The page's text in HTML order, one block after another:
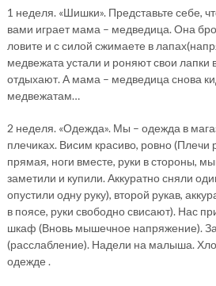
1 неделя. «Шишки». Представьте себе,
вами играет мама – медведица. Она
ловите и с силой сжимаете в
медвежата устали и роняют свои лапки
отдыхают. А мама – медведица снова
медвежатам…
2 неделя. «Одежда». Мы – одежда в
плечиках. Висим красиво, ровно (Плечи
прямая, ноги вместе, руки в стороны,
заметили и купили. Аккуратно сняли
опустили одну руку), второй рукав,
в поясе, руки свободно свисают). Нас
шкаф (Вновь мышечное напряжение).
(расслабление). Надели на малыша.
одежде .